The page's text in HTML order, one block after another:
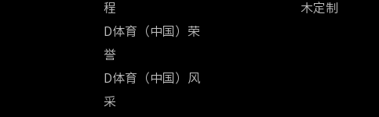
程
D体育（中国）荣
誉
D体育（中国）风
采
木定制